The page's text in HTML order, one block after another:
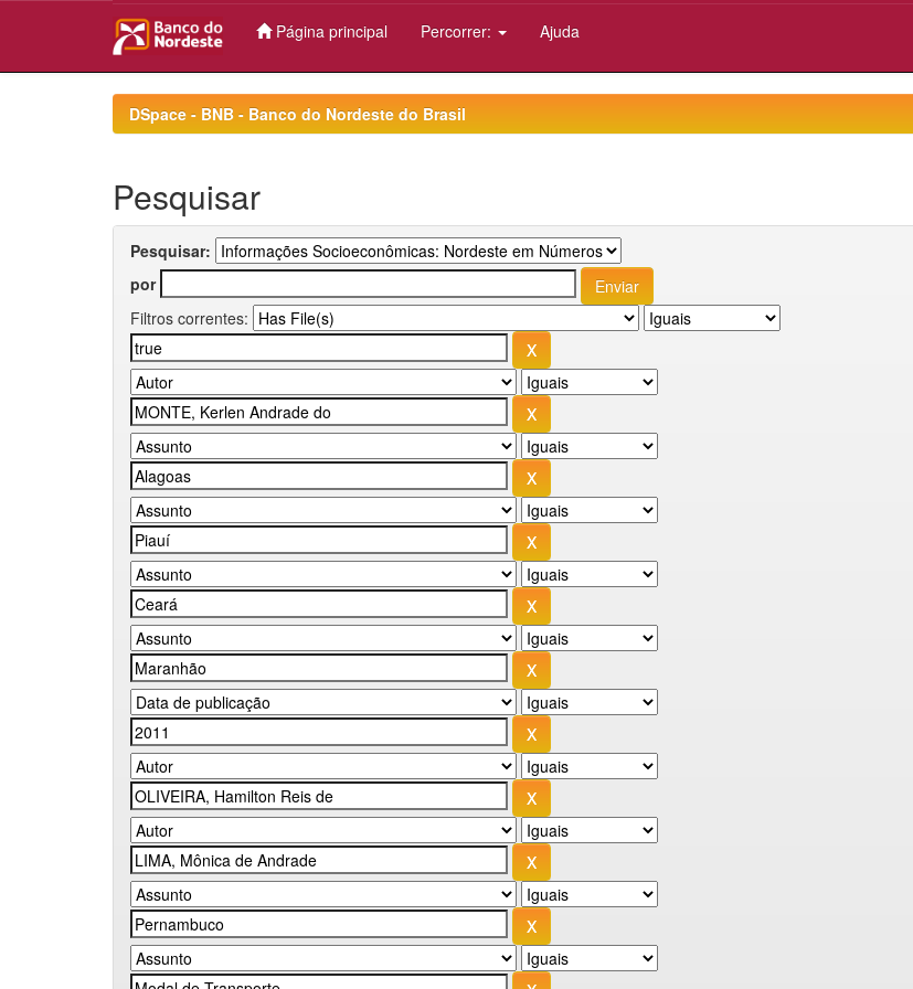
Página principal Percorrer: Ajuda
DSpace - BNB - Banco do Nordeste do Brasil
Pesquisar
Pesquisar:
por
Filtros correntes: